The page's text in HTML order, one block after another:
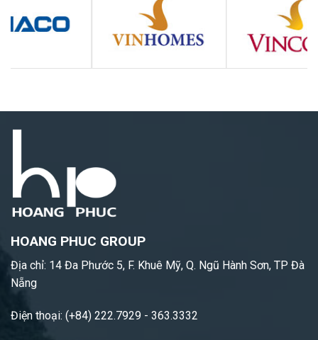
HOANG PHUC GROUP
Địa chỉ: 14 Đa Phước 5, F. Khuê Mỹ, Q. Ngũ Hành Sơn, TP Đà
Nẵng
Điện thoại: (+84) 222.7929 - 363.3332